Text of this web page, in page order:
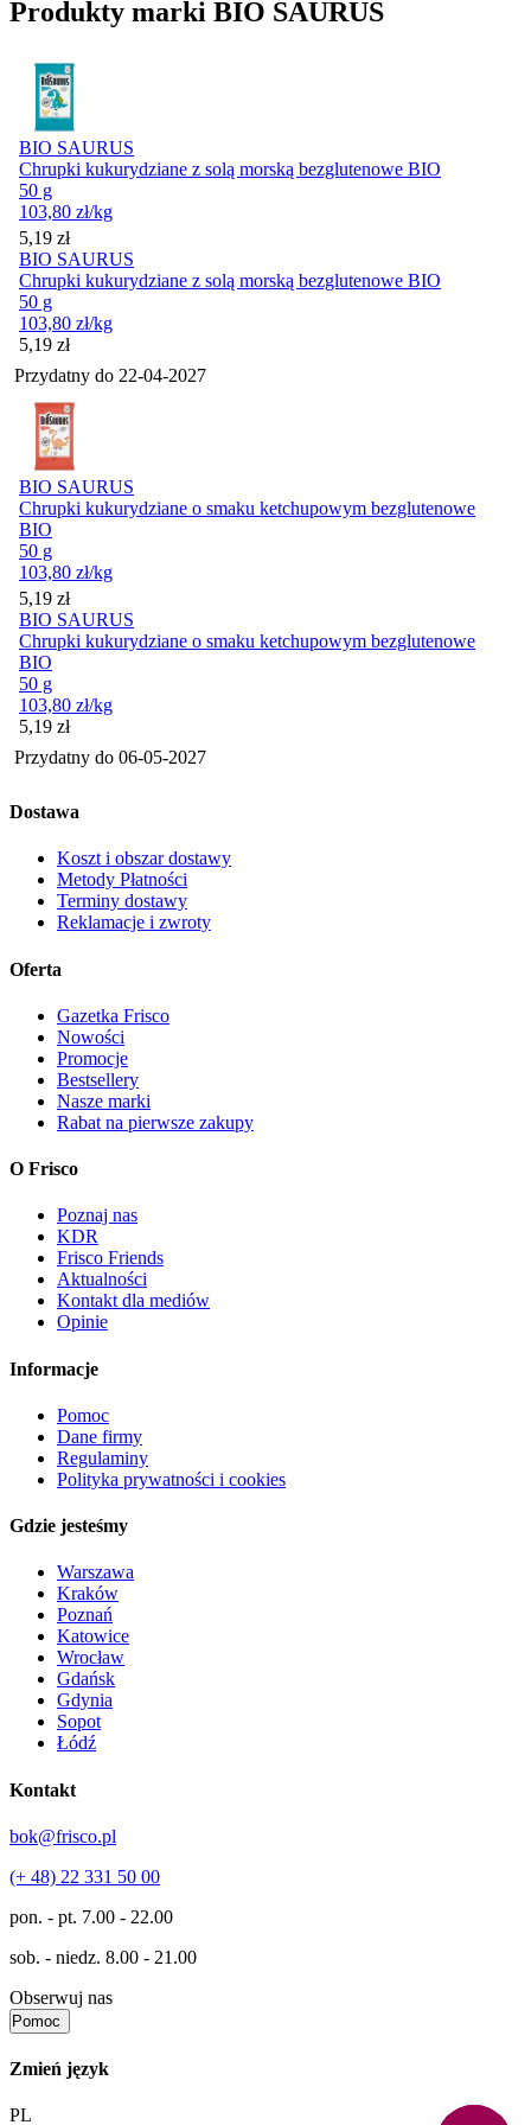
Produkty marki BIO SAURUS
BIO SAURUS
Chrupki kukurydziane z solą morską bezglutenowe BIO
50 g
103,80 zł/kg
Cena
5,19 zł
BIO SAURUS
Chrupki kukurydziane z solą morską bezglutenowe BIO
50 g
103,80 zł/kg
Cena
5,19 zł
Przydatny do 22-04-2027
BIO SAURUS
Chrupki kukurydziane o smaku ketchupowym bezglutenowe
BIO
50 g
103,80 zł/kg
Cena
5,19 zł
BIO SAURUS
Chrupki kukurydziane o smaku ketchupowym bezglutenowe
BIO
50 g
103,80 zł/kg
Cena
5,19 zł
Przydatny do 06-05-2027
Dostawa
Koszt i obszar dostawy
Metody Płatności
Terminy dostawy
Reklamacje i zwroty
Oferta
Gazetka Frisco
Nowości
Promocje
Bestsellery
Nasze marki
Rabat na pierwsze zakupy
O Frisco
Poznaj nas
KDR
Frisco Friends
Aktualności
Kontakt dla mediów
Opinie
Informacje
Pomoc
Dane firmy
Regulaminy
Polityka prywatności i cookies
Gdzie jesteśmy
Warszawa
Kraków
Poznań
Katowice
Wrocław
Gdańsk
Gdynia
Sopot
Łódź
Kontakt
bok@frisco.pl
(+ 48) 22 331 50 00
pon. - pt. 7.00 - 22.00
sob. - niedz. 8.00 - 21.00
Obserwuj nas
Pomoc
Zmień język
PL